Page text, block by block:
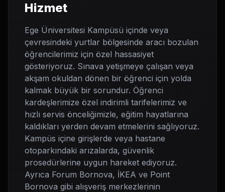
Hizmet
Ege Üniversitesi Kampüsü içinde veya
çevresindeki yurtlar bölgesinde aracı bozulan
öğrencilerimiz için özel hassasiyet
gösteriyoruz. Sınava yetişmeye çalışan veya
akşam okuldan dönen bir öğrenci için yolda
kalmak büyük bir sorundur. Öğrenci
kardeşlerimize özel indirimli tarifelerimiz ve
hızlı servis önceliğimizle, eğitim hayatlarına
kaldıkları yerden devam etmelerini sağlıyoruz.
Kampüs içine girişlerde veya hastane
otoparkındaki arızalarda, güvenlik
prosedürlerine uygun hareket ediyoruz.
Ayrıca Forum Bornova, İKEA ve Point
Bornova gibi alışveriş merkezlerinin